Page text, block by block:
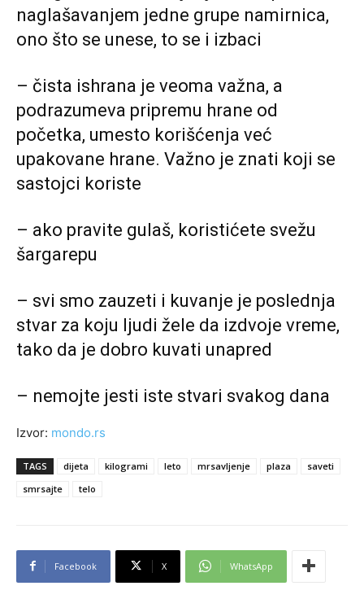
naglašavanjem jedne grupe namirnica,
ono što se unese, to se i izbaci
– čista ishrana je veoma važna, a
podrazumeva pripremu hrane od
početka, umesto korišćenja već
upakovane hrane. Važno je znati koji se
sastojci koriste
– ako pravite gulaš, koristićete svežu
šargarepu
– svi smo zauzeti i kuvanje je poslednja
stvar za koju ljudi žele da izdvoje vreme,
tako da je dobro kuvati unapred
– nemojte jesti iste stvari svakog dana
Izvor: mondo.rs
TAGS dijeta kilogrami leto mrsavljenje plaza
saveti
smrsajte
telo
Facebook X WhatsApp